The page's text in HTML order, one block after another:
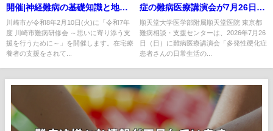
開催|神経難病の基礎知識と地域
支援を学ぶ機会
川崎市が令和8年2月10日(火)に「令和7年
度 川崎市難病研修会 ～思いに寄り添う支
援を行うために～」を開催します。在宅療
養者の支援をされて...
症の難病医療講演会が7月26日に
開催、日常生活のコツと運動を
専門家が解説
順天堂大学医学部附属順天堂医院 東京都
難病相談・支援センターは、2026年7月26
日（日）に難病医療講演会「多発性硬化症
患者さんの日常生活の...